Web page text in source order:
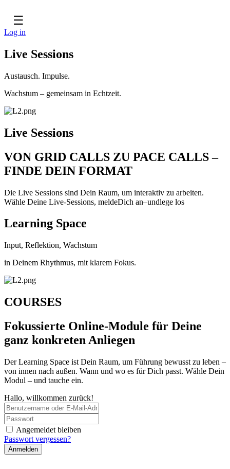
☰
Log in
Live Sessions
Austausch. Impulse.
Wachstum – gemeinsam in Echtzeit.
Live Sessions
VON GRID CALLS ZU PACE CALLS –
FINDE DEIN FORMAT
Die Live Sessions sind Dein Raum, um interaktiv zu arbeiten.
Wähle Deine Live-Sessions, meldeDich an–undlege los
Learning Space
Input, Reflektion, Wachstum
in Deinem Rhythmus, mit klarem Fokus.
COURSES
Fokussierte Online-Module für Deine
ganz konkreten Anliegen
Der Learning Space ist Dein Raum, um Führung bewusst zu leben –
von innen nach außen. Wann und wo es für Dich passt. Wähle Dein
Modul – und tauche ein.
Hallo, willkommen zurück!
Angemeldet bleiben
Passwort vergessen?
Anmelden